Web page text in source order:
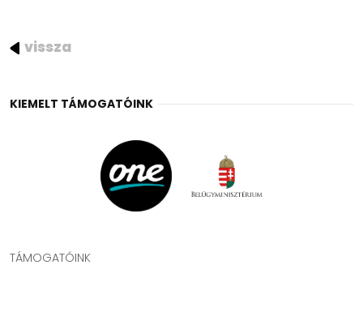
vissza
KIEMELT TÁMOGATÓINK
TÁMOGATÓINK